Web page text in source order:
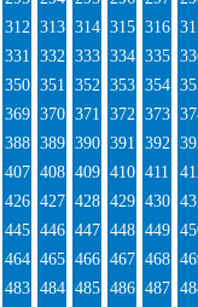
312 313 314 315 316
331 332 333 334 335
350 351 352 353 354
369 370 371 372 373
388 389 390 391 392
407 408 409 410 411
426 427 428 429 430
445 446 447 448 449
464 465 466 467 468
483 484 485 486 487